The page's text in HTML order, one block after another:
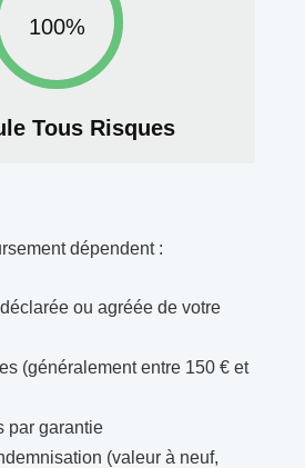
100%
Tous Risques
dépendent :
ou agréée de votre
(généralement entre 150 € et
par garantie
(valeur à neuf,